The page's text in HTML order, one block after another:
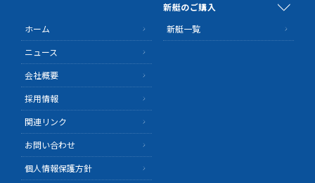
ホーム
ニュース
会社概要
採用情報
関連リンク
お問い合わせ
個人情報保護方針
新艇のご購入
新艇一覧